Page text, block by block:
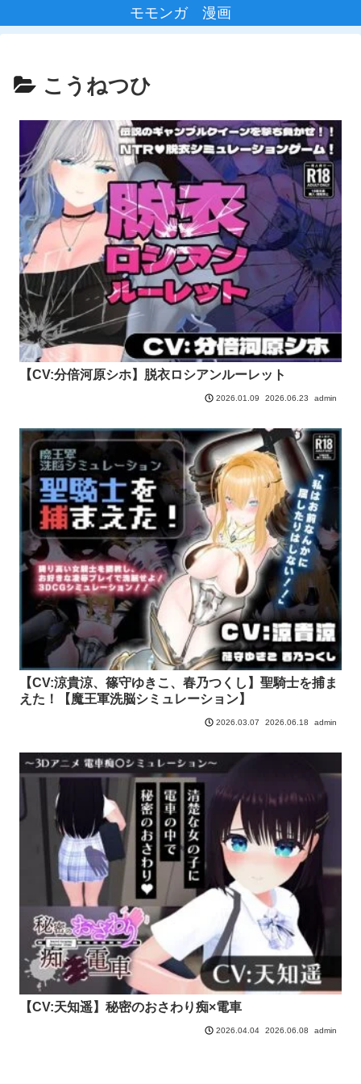
モモンガ 漫画
こうねつひ
【CV:分倍河原シホ】脱衣ロシアンルーレット
2026.01.09 2026.06.23 admin
【CV:涼貴涼、篠守ゆきこ、春乃つくし】聖騎士を捕ま
えた！【魔王軍洗脳シミュレーション】
2026.03.07 2026.06.18 admin
【CV:天知遥】秘密のおさわり痴×電車
2026.04.04 2026.06.08 admin